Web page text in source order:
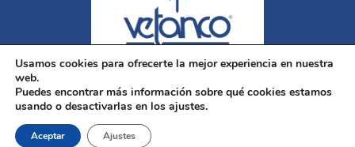
Copyright 2026 ©
Usamos cookies para ofrecerte la mejor experiencia en nuestra
web.
Puedes encontrar más información sobre qué cookies estamos
usando o desactivarlas en los ajustes.
Aceptar Ajustes